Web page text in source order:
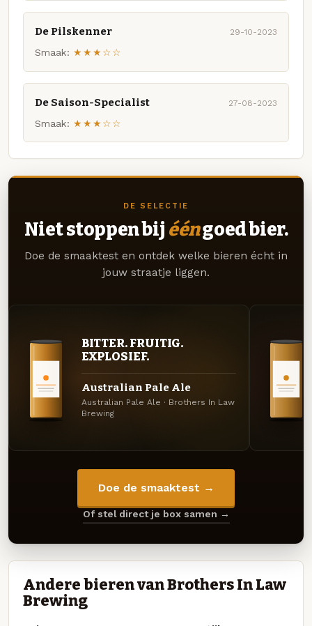
De Pilskenner 29-10-2023
Smaak: ★★★☆☆
De Saison-Specialist 27-08-2023
Smaak: ★★★☆☆
DE SELECTIE
Niet stoppen bij ééngoed bier.
Doe de smaaktest en ontdek welke bieren écht in
jouw straatje liggen.
BITTER. FRUITIG.
EXPLOSIEF.
Australian Pale Ale
Australian Pale Ale · Brothers In Law
Brewing
Doe de smaaktest →
Of stel direct je box samen →
Andere bieren van Brothers In Law
Brewing